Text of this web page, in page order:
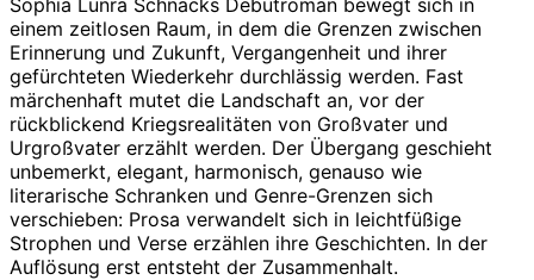
einem zeitlosen Raum, in dem die Grenzen zwischen
Erinnerung und Zukunft, Vergangenheit und ihrer
gefürchteten Wiederkehr durchlässig werden. Fast
märchenhaft mutet die Landschaft an, vor der
rückblickend Kriegsrealitäten von Großvater und
Urgroßvater erzählt werden. Der Übergang geschieht
unbemerkt, elegant, harmonisch, genauso wie
literarische Schranken und Genre-Grenzen sich
verschieben: Prosa verwandelt sich in leichtfüßige
Strophen und Verse erzählen ihre Geschichten. In der
Auflösung erst entsteht der Zusammenhalt.